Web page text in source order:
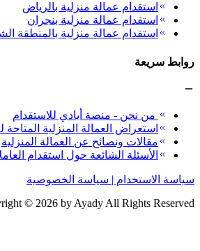
استقدام عمالة منزلية بالرياض
استقدام عمالة منزلية بنجران
استقدام عمالة منزلية بالمنطقة
روابط سريعة
من نحن - منصة أيادي للاستقدام
استعراض العمالة المنزلية المتاحة
مقالات ونصائح عن العمالة المنزلية
الأسئلة الشائعة حول استقدام
سياسة الاستخدام | سياسة الخصوصية
© 2026 by Ayady All Rights Reserved